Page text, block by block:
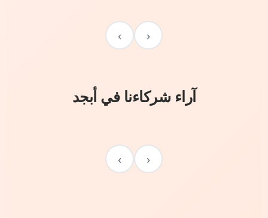
‹
›
آراء شركاءنا في أبجد
‹
›